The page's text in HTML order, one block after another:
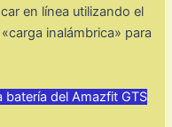
en línea utilizando el
inalámbrica» para
batería del Amazfit GTS